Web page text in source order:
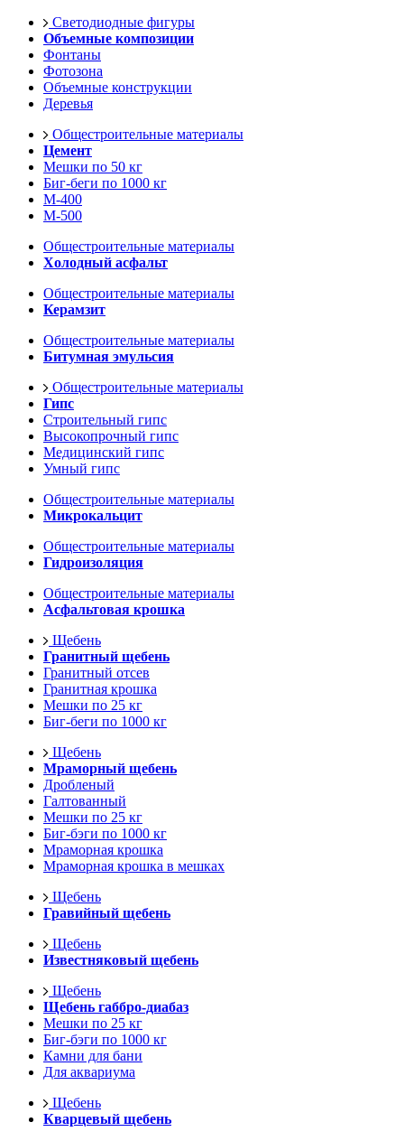
Светодиодные фигуры
Объемные композиции
Фонтаны
Фотозона
Объемные конструкции
Деревья
Общестроительные материалы
Цемент
Мешки по 50 кг
Биг-беги по 1000 кг
М-400
М-500
Общестроительные материалы
Холодный асфальт
Общестроительные материалы
Керамзит
Общестроительные материалы
Битумная эмульсия
Общестроительные материалы
Гипс
Строительный гипс
Высокопрочный гипс
Медицинский гипс
Умный гипс
Общестроительные материалы
Микрокальцит
Общестроительные материалы
Гидроизоляция
Общестроительные материалы
Асфальтовая крошка
Щебень
Гранитный щебень
Гранитный отсев
Гранитная крошка
Мешки по 25 кг
Биг-беги по 1000 кг
Щебень
Мраморный щебень
Дробленый
Галтованный
Мешки по 25 кг
Биг-бэги по 1000 кг
Мраморная крошка
Мраморная крошка в мешках
Щебень
Гравийный щебень
Щебень
Известняковый щебень
Щебень
Щебень габбро-диабаз
Мешки по 25 кг
Биг-бэги по 1000 кг
Камни для бани
Для аквариума
Щебень
Кварцевый щебень